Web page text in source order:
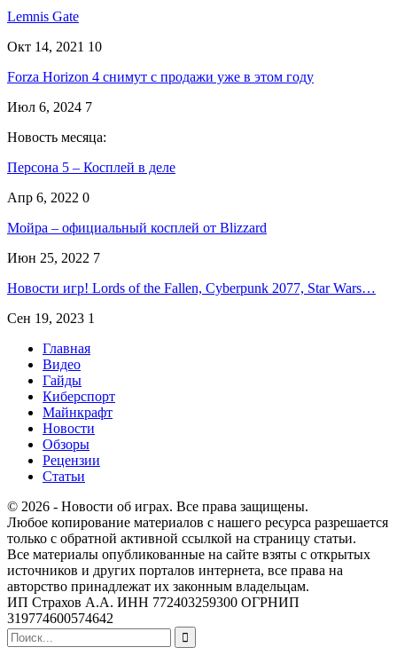
Lemnis Gate
Окт 14, 2021 10
Forza Horizon 4 снимут с продажи уже в этом году
Июл 6, 2024 7
Новость месяца:
Персона 5 – Косплей в деле
Апр 6, 2022 0
Мойра – официальный косплей от Blizzard
Июн 25, 2022 7
Новости игр! Lords of the Fallen, Cyberpunk 2077, Star Wars…
Сен 19, 2023 1
Главная
Видео
Гайды
Киберспорт
Майнкрафт
Новости
Обзоры
Рецензии
Статьи
© 2026 - Новости об играх. Все права защищены.
Любое копирование материалов с нашего ресурса разрешается
только с обратной активной ссылкой на страницу статьи.
Все материалы опубликованные на сайте взяты с открытых
источников и других порталов интернета, все права на
авторство принадлежат их законным владельцам.
ИП Страхов А.А. ИНН 772403259300 ОГРНИП
319774600574642